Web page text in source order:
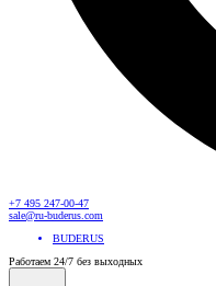
+7 495 247-00-47
sale@ru-buderus.com
BUDERUS
Работаем 24/7 без выходных